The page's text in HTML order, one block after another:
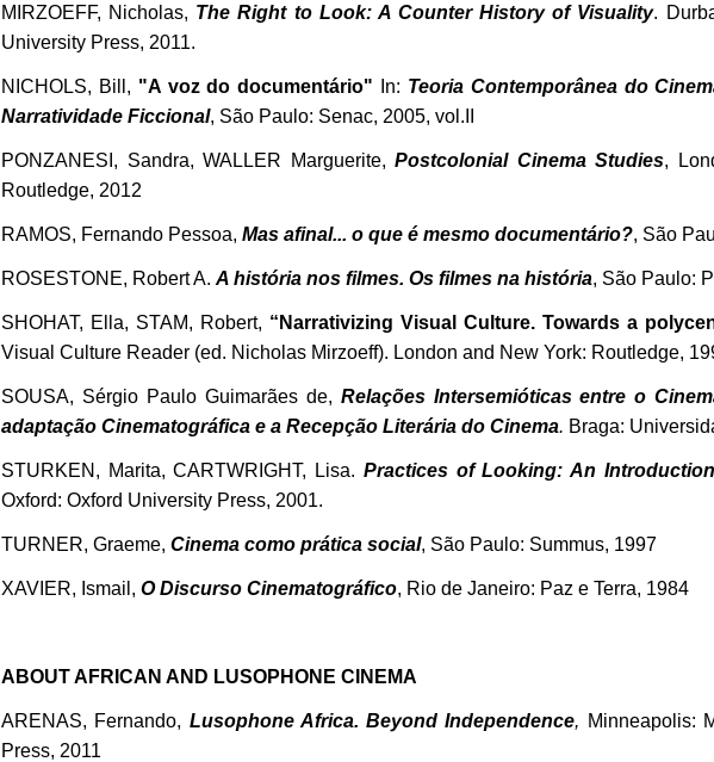
MIRZOEFF, Nicholas, The Right to Look: A Counter History of Visuality.
University Press, 2011.
NICHOLS, Bill, "A voz do documentário" In: Teoria Contemporânea do
Narratividade Ficcional, São Paulo: Senac, 2005, vol.II
PONZANESI, Sandra, WALLER Marguerite, Postcolonial Cinema Studies,
Routledge, 2012
RAMOS, Fernando Pessoa, Mas afinal... o que é mesmo documentário?, São
ROSESTONE, Robert A. A história nos filmes. Os filmes na história, São Paulo:
SHOHAT, Ella, STAM, Robert, “Narrativizing Visual Culture. Towards a
Visual Culture Reader (ed. Nicholas Mirzoeff). London and New York: Routledge,
SOUSA, Sérgio Paulo Guimarães de, Relações Intersemióticas entre o
adaptação Cinematográfica e a Recepção Literária do Cinema. Braga:
STURKEN, Marita, CARTWRIGHT, Lisa. Practices of Looking: An
Oxford: Oxford University Press, 2001.
TURNER, Graeme, Cinema como prática social, São Paulo: Summus, 1997
XAVIER, Ismail, O Discurso Cinematográfico, Rio de Janeiro: Paz e Terra, 1984
ABOUT AFRICAN AND LUSOPHONE CINEMA
ARENAS, Fernando, Lusophone Africa. Beyond Independence, Minneapolis:
Press, 2011